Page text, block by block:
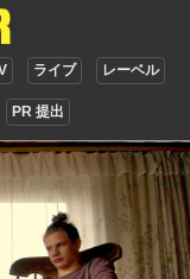
ライブ レーベル
PR 提出